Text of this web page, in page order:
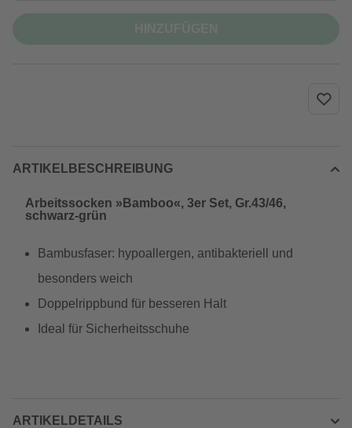
ARTIKELBESCHREIBUNG
Arbeitssocken »Bamboo«, 3er Set, Gr.43/46,
schwarz-grün
Bambusfaser: hypoallergen, antibakteriell und
besonders weich
Doppelrippbund für besseren Halt
Ideal für Sicherheitsschuhe
ARTIKELDETAILS